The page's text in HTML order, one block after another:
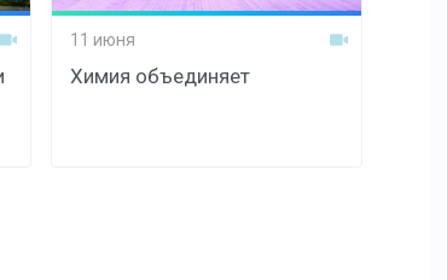
11 июня
Химия объединяет